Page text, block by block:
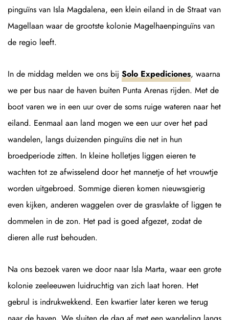
pinguïns van Isla Magdalena, een klein eiland in de Straat van
Magellaan waar de grootste kolonie Magelhaenpinguïns van
de regio leeft.
In de middag melden we ons bij Solo Expediciones, waarna
we per bus naar de haven buiten Punta Arenas rijden. Met de
boot varen we in een uur over de soms ruige wateren naar het
eiland. Eenmaal aan land mogen we een uur over het pad
wandelen, langs duizenden pinguïns die net in hun
broedperiode zitten. In kleine holletjes liggen eieren te
wachten tot ze afwisselend door het mannetje of het vrouwtje
worden uitgebroed. Sommige dieren komen nieuwsgierig
even kijken, anderen waggelen over de grasvlakte of liggen te
dommelen in de zon. Het pad is goed afgezet, zodat de
dieren alle rust behouden.
Na ons bezoek varen we door naar Isla Marta, waar een grote
kolonie zeeleeuwen luidruchtig van zich laat horen. Het
gebrul is indrukwekkend. Een kwartier later keren we terug